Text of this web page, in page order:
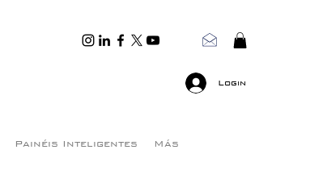
Login
Painéis Inteligentes Más